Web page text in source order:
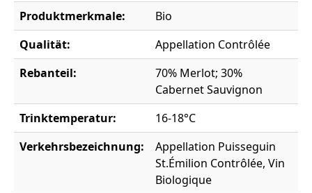
Produktmerkmale:
Bio
Qualität:
Appellation Contrôlée
Rebanteil:
70% Merlot; 30%
Cabernet Sauvignon
Trinktemperatur:
16-18°C
Verkehrsbezeichnung:
Appellation Puisseguin
St.Émilion Contrôlée, Vin
Biologique